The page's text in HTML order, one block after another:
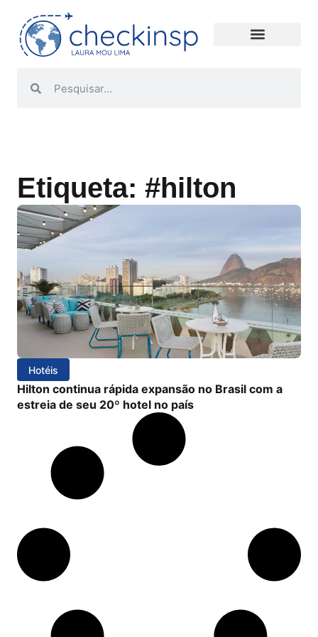
Etiqueta: #hilton
Hotéis
Hilton continua rápida expansão no Brasil com a
estreia de seu 20º hotel no país